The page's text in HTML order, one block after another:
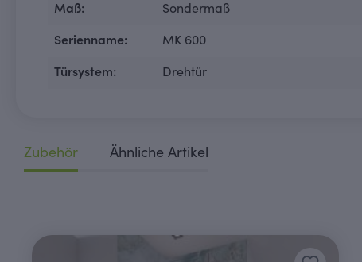
Maß: Sondermaß
Serienname: MK 600
Türsystem: Drehtür
Zubehör Ähnliche Artikel